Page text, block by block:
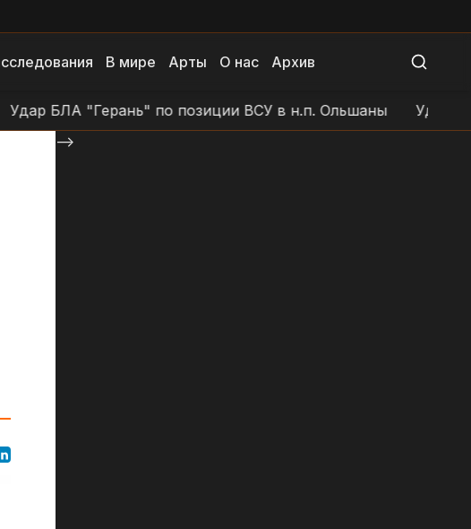
В мире Арты О нас Архив
БЛА "Герань" по позиции ВСУ в н.п. Ольшаны Удар
-->